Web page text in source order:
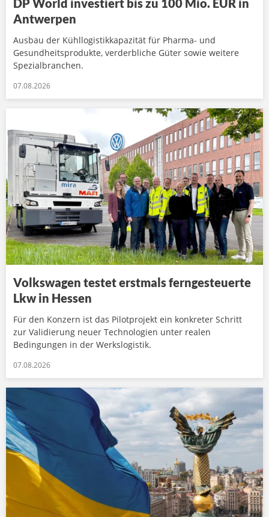
DP World investiert bis zu 100 Mio. EUR in
Antwerpen
Ausbau der Kühllogistikkapazität für Pharma- und
Gesundheitsprodukte, verderbliche Güter sowie weitere
Spezialbranchen.
07.08.2026
Volkswagen testet erstmals ferngesteuerte
Lkw in Hessen
Für den Konzern ist das Pilotprojekt ein konkreter Schritt
zur Validierung neuer Technologien unter realen
Bedingungen in der Werkslogistik.
07.08.2026